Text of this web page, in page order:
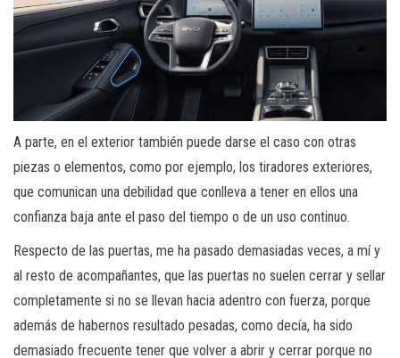
A parte, en el exterior también puede darse el caso con otras
piezas o elementos, como por ejemplo, los tiradores exteriores,
que comunican una debilidad que conlleva a tener en ellos una
confianza baja ante el paso del tiempo o de un uso continuo.
Respecto de las puertas, me ha pasado demasiadas veces, a mí y
al resto de acompañantes, que las puertas no suelen cerrar y sellar
completamente si no se llevan hacia adentro con fuerza, porque
además de habernos resultado pesadas, como decía, ha sido
demasiado frecuente tener que volver a abrir y cerrar porque no